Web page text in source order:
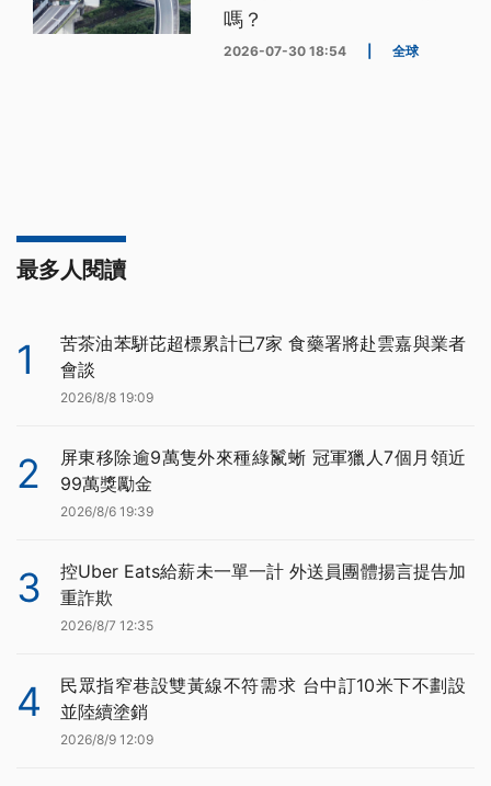
嗎？
2026-07-30 18:54 全球
最多人閱讀
1
苦茶油苯駢芘超標累計已7家 食藥署將赴雲嘉與業者
會談
2026/8/8 19:09
2
屏東移除逾9萬隻外來種綠鬣蜥 冠軍獵人7個月領近
99萬獎勵金
2026/8/6 19:39
3
控Uber Eats給薪未一單一計 外送員團體揚言提告加
重詐欺
2026/8/7 12:35
4
民眾指窄巷設雙黃線不符需求 台中訂10米下不劃設
並陸續塗銷
2026/8/9 12:09